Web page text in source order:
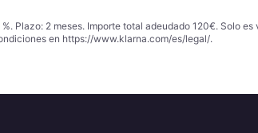
Plazo: 2 meses. Importe total adeudado 120€. Solo
en https://www.klarna.com/es/legal/.